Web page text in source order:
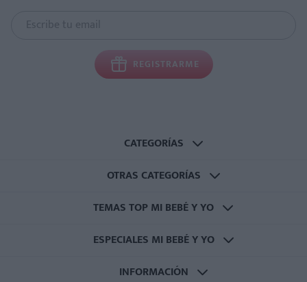
REGISTRARME
CATEGORÍAS
OTRAS CATEGORÍAS
TEMAS TOP MI BEBÉ Y YO
ESPECIALES MI BEBÉ Y YO
INFORMACIÓN